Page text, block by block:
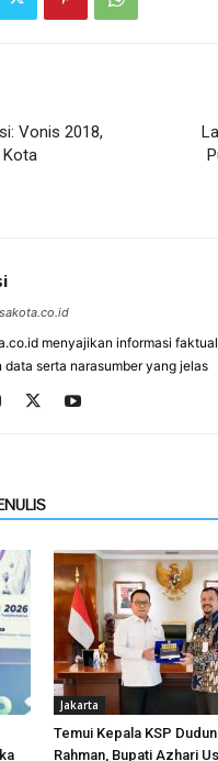
Vonis 2018,
Kota
menyajikan informasi
data serta narasumber yang jelas
Jakarta
Temui Kepala KSP
Rahman, Bupati Azhari